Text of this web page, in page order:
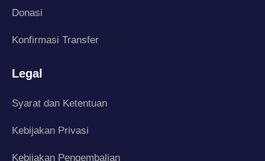
Donasi
Konfirmasi Transfer
Legal
Syarat dan Ketentuan
Kebijakan Privasi
Kebijakan Pengembalian